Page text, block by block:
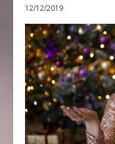
12/12/2019